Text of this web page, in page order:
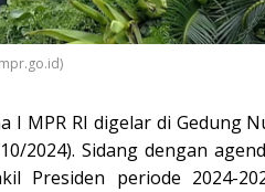
I MPR RI digelar di Gedung
2024). Sidang dengan
Presiden periode 2024-